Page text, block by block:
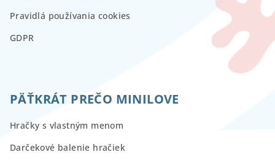
Pravidlá používania cookies
GDPR
PÄŤKRÁT PREČO MINILOVE
Hračky s vlastným menom
Darčekové balenie hračiek